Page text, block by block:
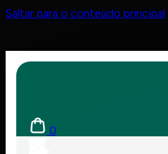
Saltar para o conteúdo principal
0